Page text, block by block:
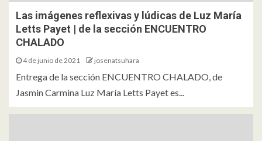
Las imágenes reflexivas y lúdicas de Luz María
Letts Payet | de la sección ENCUENTRO
CHALADO
4 de junio de 2021 josenatsuhara
Entrega de la sección ENCUENTRO CHALADO, de
Jasmin Carmina Luz María Letts Payet es...